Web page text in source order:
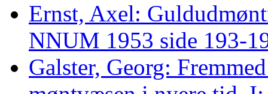
Ernst, Axel:
NNUM 1953 side 193-
Galster, Georg: